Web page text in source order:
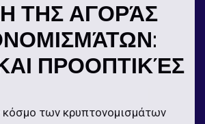
ΤΗΣ ΑΓΟΡΆΣ
ΠΡΟΟΠΤΙΚΈΣ
των κρυπτονομισμάτων